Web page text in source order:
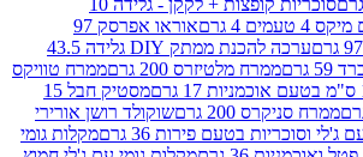
סוכריות קופצות + לקקן - גלידה 10
אוראו אפרסק 97
ערכה להכנת ממתק DIY גלידה 43.5
מלטיזרס 200 גרם
ממרח טוויקס
מסטיק חבל 15
גרם
שוקולד רושן אורירי
בטעם פירות 36 גרם
מקלות גומי